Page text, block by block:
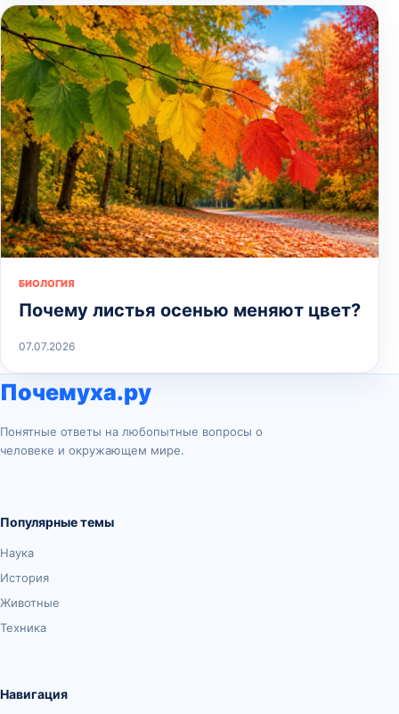
БИОЛОГИЯ
Почему листья осенью меняют цвет?
07.07.2026
Почемуха.ру
Понятные ответы на любопытные вопросы о
человеке и окружающем мире.
Популярные темы
Наука
История
Животные
Техника
Навигация